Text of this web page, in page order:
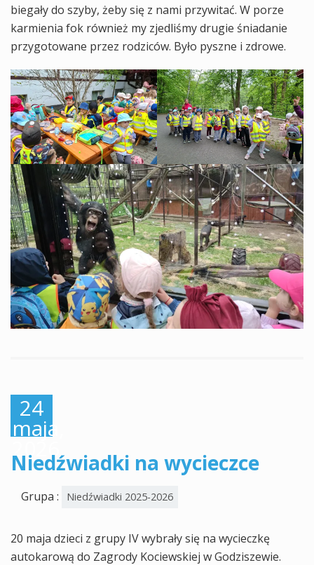
biegały do szyby, żeby się z nami przywitać. W porze
karmienia fok również my zjedliśmy drugie śniadanie
przygotowane przez rodziców. Było pyszne i zdrowe.
24
maja,
2026
Niedźwiadki na wycieczce
Grupa : Niedźwiadki 2025-2026
20 maja dzieci z grupy IV wybrały się na wycieczkę
autokarową do Zagrody Kociewskiej w Godziszewie.